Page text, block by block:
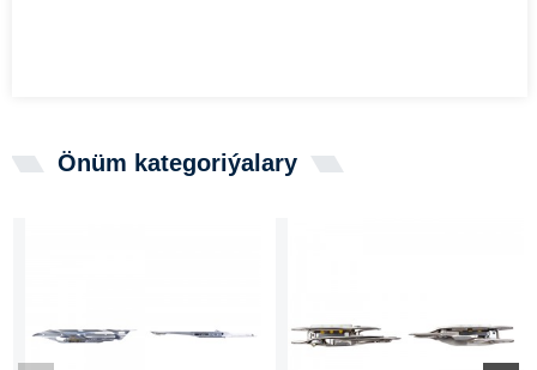
Önüm kategoriýalary